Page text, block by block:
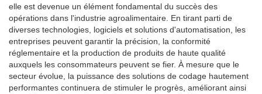
elle est devenue un élément fondamental du succès des
opérations dans l'industrie agroalimentaire. En tirant parti de
diverses technologies, logiciels et solutions d'automatisation, les
entreprises peuvent garantir la précision, la conformité
réglementaire et la production de produits de haute qualité
auxquels les consommateurs peuvent se fier. À mesure que le
secteur évolue, la puissance des solutions de codage hautement
performantes continuera de stimuler le progrès, améliorant ainsi